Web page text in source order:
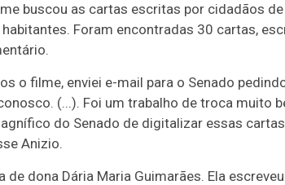
buscou as cartas escritas por cidadãos
Foram encontradas 30 cartas,
o filme, enviei e-mail para o Senado
(...). Foi um trabalho de troca muito
do Senado de digitalizar essas
Anizio.
de dona Dária Maria Guimarães. Ela